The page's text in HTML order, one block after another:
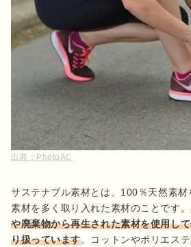
出典： PhotoAC
サステナブル素材とは、100％天然素
素材を多く取り入れた素材のことです。
や廃棄物から再生された素材を使用し
り扱っています。コットンやポリエス